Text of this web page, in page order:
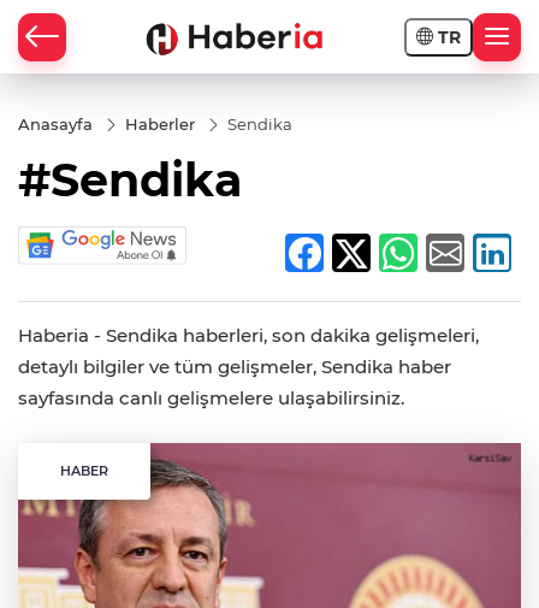
TR
Anasayfa Haberler Sendika
#Sendika
Haberia - Sendika haberleri, son dakika gelişmeleri,
detaylı bilgiler ve tüm gelişmeler, Sendika haber
sayfasında canlı gelişmelere ulaşabilirsiniz.
HABER